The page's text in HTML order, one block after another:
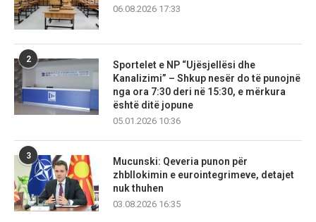
06.08.2026 17:33
2
Sportelet e NP “Ujësjellësi dhe
Kanalizimi” – Shkup nesër do të punojnë
nga ora 7:30 deri në 15:30, e mërkura
është ditë jopune
05.01.2026 10:36
3
Mucunski: Qeveria punon për
zhbllokimin e eurointegrimeve, detajet
nuk thuhen
03.08.2026 16:35